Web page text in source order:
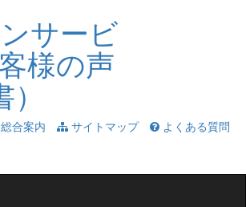
総合案内 サイトマップ
よくある質問